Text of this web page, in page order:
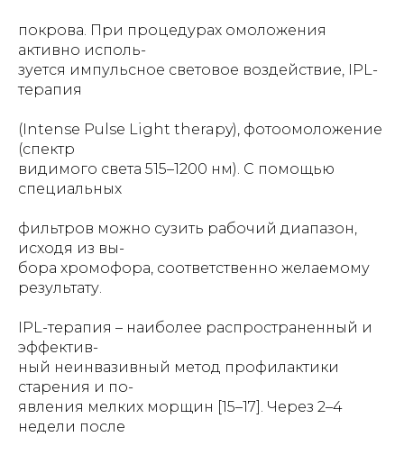
покрова. При процедурах омоложения
активно исполь-
зуется импульсное световое воздействие, IPL-
терапия
(Intense Pulse Light therapy), фотоомоложение
(спектр
видимого света 515–1200 нм). С помощью
специальных
фильтров можно сузить рабочий диапазон,
исходя из вы-
бора хромофора, соответственно желаемому
результату.
IPL-терапия – наиболее распространенный и
эффектив-
ный неинвазивный метод профилактики
старения и по-
явления мелких морщин [15–17]. Через 2–4
недели после